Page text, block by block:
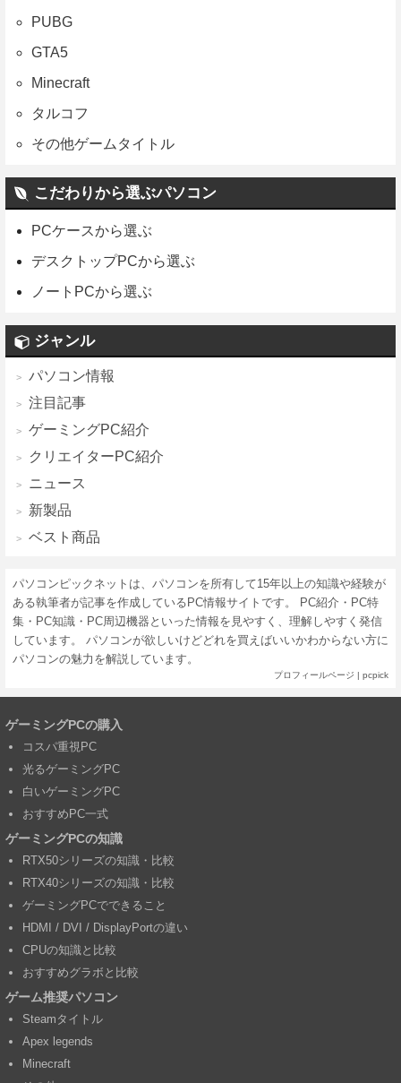
PUBG
GTA5
Minecraft
タルコフ
その他ゲームタイトル
こだわりから選ぶパソコン
PCケースから選ぶ
デスクトップPCから選ぶ
ノートPCから選ぶ
ジャンル
パソコン情報
注目記事
ゲーミングPC紹介
クリエイターPC紹介
ニュース
新製品
ベスト商品
パソコンピックネットは、パソコンを所有して15年以上の知識や経験が
ある執筆者が記事を作成しているPC情報サイトです。 PC紹介・PC特
集・PC知識・PC周辺機器といった情報を見やすく、理解しやすく発信
しています。 パソコンが欲しいけどどれを買えばいいかわからない方に
パソコンの魅力を解説しています。
プロフィールページ | pcpick
ゲーミングPCの購入
コスパ重視PC
光るゲーミングPC
白いゲーミングPC
おすすめPC一式
ゲーミングPCの知識
RTX50シリーズの知識・比較
RTX40シリーズの知識・比較
ゲーミングPCでできること
HDMI / DVI / DisplayPortの違い
CPUの知識と比較
おすすめグラボと比較
ゲーム推奨パソコン
Steamタイトル
Apex legends
Minecraft